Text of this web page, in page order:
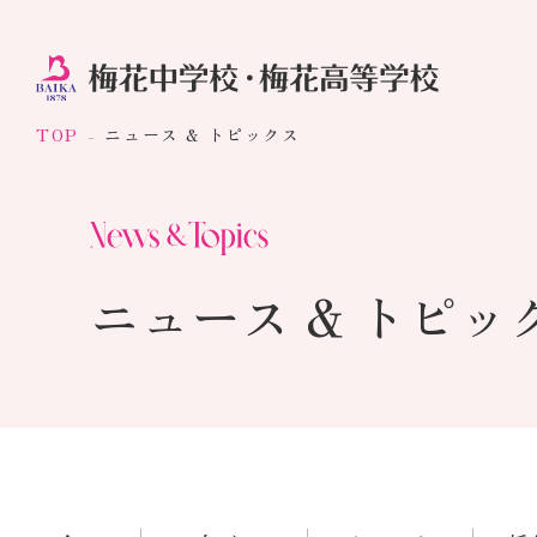
TOP ニュース & トピックス
ニュース & トピッ